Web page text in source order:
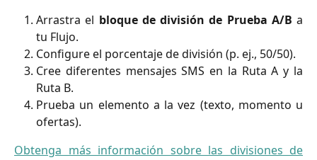
Arrastra el bloque de división de Prueba A/B a
tu Flujo.
Configure el porcentaje de división (p. ej., 50/50).
Cree diferentes mensajes SMS en la Ruta A y la
Ruta B.
Prueba un elemento a la vez (texto, momento u
ofertas).
Obtenga más información sobre las divisiones de